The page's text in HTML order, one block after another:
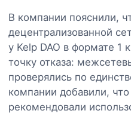
В компании пояснили,
децентрализованной
у Kelp DAO в формате 1
точку отказа:
проверялись по
компании добавили,
рекомендовали